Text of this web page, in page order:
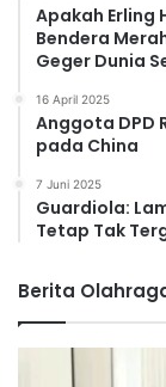
Apakah Erling
Bendera
Geger Dunia
16 April 2025
Anggota DPD
pada China
7 Juni 2025
Guardiola:
Tetap Tak
Berita